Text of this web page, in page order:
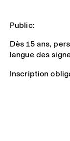
Public:
Dès 15 ans,
langue des
Inscription